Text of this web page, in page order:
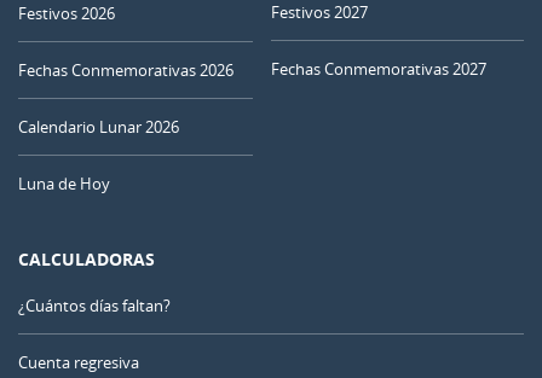
Festivos 2026
Fechas Conmemorativas 2026
Calendario Lunar 2026
Luna de Hoy
Festivos 2027
Fechas Conmemorativas 2027
CALCULADORAS
¿Cuántos días faltan?
Cuenta regresiva